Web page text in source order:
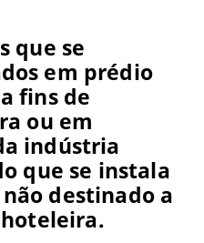
que se
em prédio
fins de
ou em
indústria
que se instala
destinado a